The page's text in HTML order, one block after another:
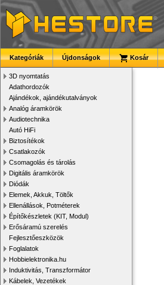
Kategóriák Újdonságok Kosár
3D nyomtatás
Adathordozók
Ajándékok, ajándékutalványok
Analóg áramkörök
Audiotechnika
Autó HiFi
Biztosítékok
Csatlakozók
Csomagolás és tárolás
Digitális áramkörök
Diódák
Elemek, Akkuk, Töltők
Ellenállások, Potméterek
Építőkészletek (KIT, Modul)
Erősáramú szerelés
Fejlesztőeszközök
Foglalatok
Hobbielektronika.hu
Induktivitás, Transzformátor
Kábelek, Vezetékek